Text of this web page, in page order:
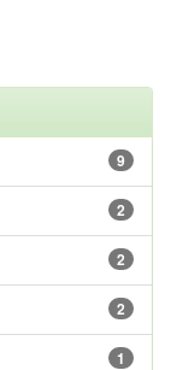
9
2
2
2
1